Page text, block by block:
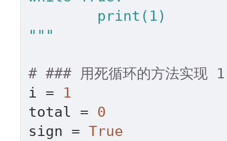
"""
# ### 用死循环的方法实现
i = 1
total = 0
sign = True